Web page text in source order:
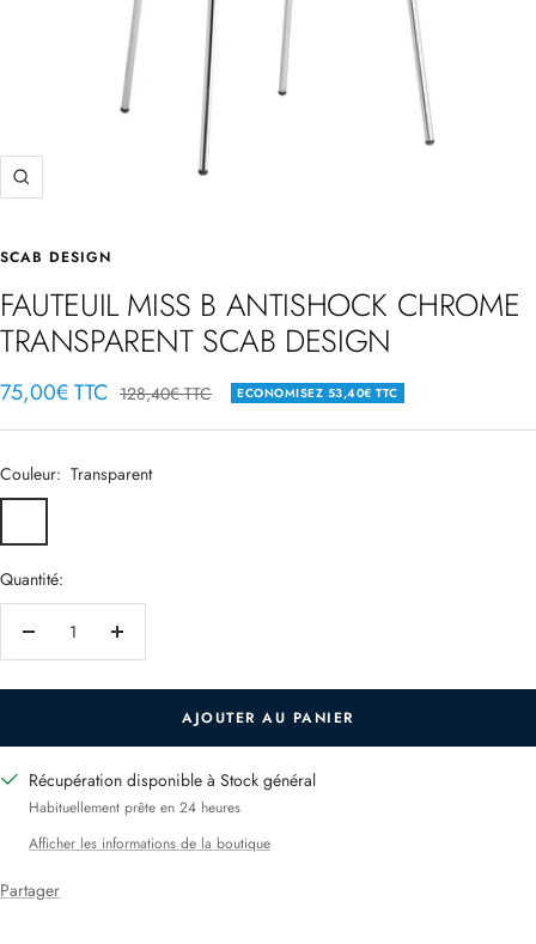
Zoom
SCAB DESIGN
FAUTEUIL MISS B ANTISHOCK CHROME
TRANSPARENT SCAB DESIGN
Prix
de
vente
75,00€ TTC Prix
128,40€ TTC ECONOMISEZ 53,40€ TTC
Couleur: Transparent
Quantité:
Réduire
Augmenter
AJOUTER AU PANIER
Récupération disponible à Stock général
Habituellement prête en 24 heures
Afficher les informations de la boutique
Partager